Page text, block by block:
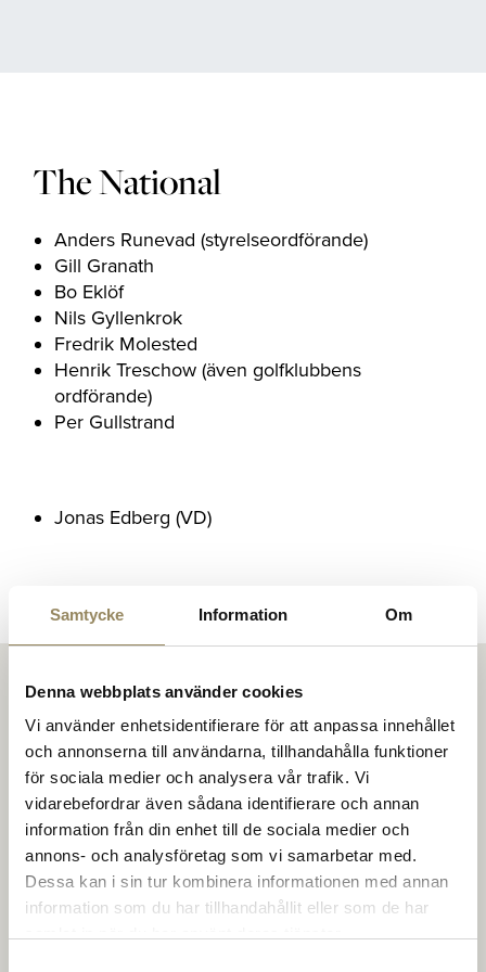
Samtycke Information Om
Denna webbplats använder cookies
Vi använder enhetsidentifierare för att anpassa innehållet
och annonserna till användarna, tillhandahålla funktioner
för sociala medier och analysera vår trafik. Vi
vidarebefordrar även sådana identifierare och annan
information från din enhet till de sociala medier och
annons- och analysföretag som vi samarbetar med.
Dessa kan i sin tur kombinera informationen med annan
information som du har tillhandahållit eller som de har
Företag
ERBJUDANDEN
EVENT
The National
Anders Runevad (styrelseordförande)
Gill Granath
Bo Eklöf
Nils Gyllenkrok
Fredrik Molested
Henrik Treschow (även golfklubbens
ordförande)
Per Gullstrand
Jonas Edberg (VD)
Ett samhälle i uppsving
Med golfen som utgångspunkt i Bara, omringad av
mängder av möjligheter att investera i livskvalitet.
Bara växer allt mer med fler bostäder, galoppbana,
nytt hotell och ännu fler möjligheter lokalt. Allt
inom en kort tidsperiod.